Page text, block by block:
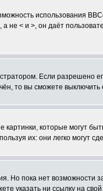
использования
а не < и >, он даёт
Если разрешено
то вы сможете
которые могут
их: они легко
Но пока нет возможности
указать ни ссылку на